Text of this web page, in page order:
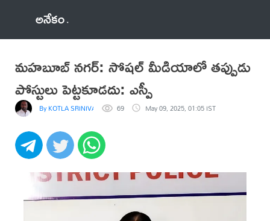
అనేకం
మహబూబ్ నగర్: సోషల్ మీడియాలో తప్పుడు
పోస్టులు పెట్టకూడదు: ఎస్పీ
By KOTLA SRINIVASA REDDY
69 May 09, 2025, 01:05 IST